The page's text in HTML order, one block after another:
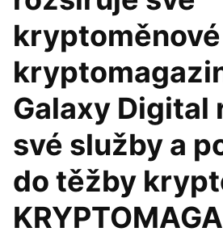
kryptoměnové
Galaxy Digital
své služby a
do těžby